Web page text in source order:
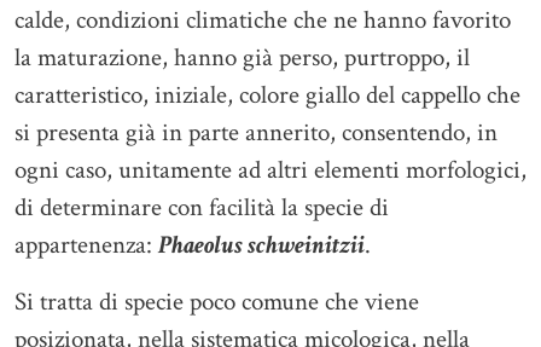
calde, condizioni climatiche che ne hanno favorito
la maturazione, hanno già perso, purtroppo, il
caratteristico, iniziale, colore giallo del cappello che
si presenta già in parte annerito, consentendo, in
ogni caso, unitamente ad altri elementi morfologici,
di determinare con facilità la specie di
appartenenza:Phaeolus schweinitzii.
Si tratta di specie poco comune che viene
posizionata, nella sistematica micologica, nella